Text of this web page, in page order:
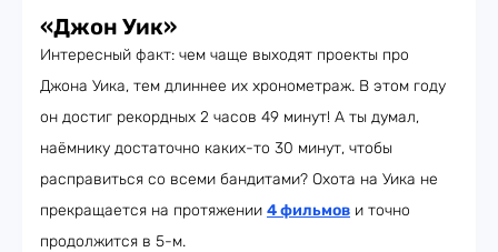
«Джон Уик»
Интересный факт: чем чаще выходят проекты про
Джона Уика, тем длиннее их хронометраж. В этом году
он достиг рекордных 2 часов 49 минут! А ты думал,
наёмнику достаточно каких-то 30 минут, чтобы
расправиться со всеми бандитами? Охота на Уика не
прекращается на протяжении 4 фильмов и точно
продолжится в 5-м.